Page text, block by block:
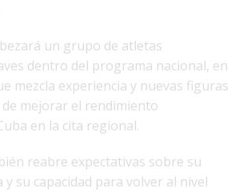
un grupo de atletas
dentro del programa nacional, en
mezcla experiencia y nuevas figuras
mejorar el rendimiento
en la cita regional.
reabre expectativas sobre su
su capacidad para volver al nivel